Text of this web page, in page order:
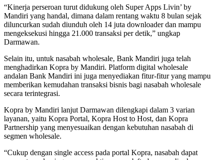
“Kinerja perseroan turut didukung oleh Super Apps Livin’ by
Mandiri yang handal, dimana dalam rentang waktu 8 bulan sejak
diluncurkan sudah diunduh oleh 14 juta downloader dan mampu
mengeksekusi hingga 21.000 transaksi per detik,” ungkap
Darmawan.
Selain itu, untuk nasabah wholesale, Bank Mandiri juga telah
menghadirkan Kopra by Mandiri. Platform digital wholesale
andalan Bank Mandiri ini juga menyediakan fitur-fitur yang mampu
memberikan kemudahan transaksi bisnis bagi nasabah wholesale
secara terintegrasi.
Kopra by Mandiri lanjut Darmawan dilengkapi dalam 3 varian
layanan, yaitu Kopra Portal, Kopra Host to Host, dan Kopra
Partnership yang menyesuaikan dengan kebutuhan nasabah di
segmen wholesale.
“Cukup dengan single access pada portal Kopra, nasabah dapat